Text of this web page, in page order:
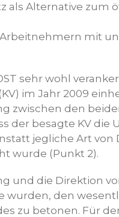
als Alternative zum
mit
sehr wohl
im Jahr 2009
zwischen den
der besagte KV die
jegliche Art von
wurde (Punkt 2).
und die Direktion
den
zu betonen. Für